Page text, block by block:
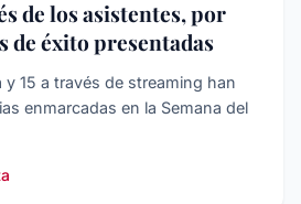
de los asistentes, por
de éxito presentadas
15 a través de streaming han
enmarcadas en la Semana del